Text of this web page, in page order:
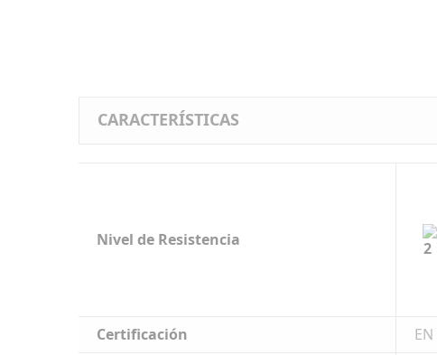
CARACTERÍSTICAS
Nivel de Resistencia
Certificación